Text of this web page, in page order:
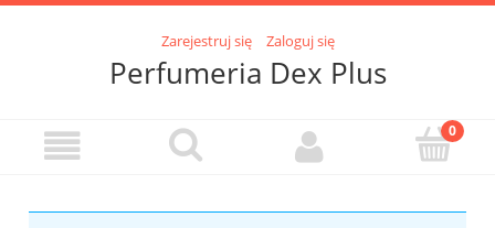
Zarejestruj się Zaloguj się
Perfumeria Dex Plus